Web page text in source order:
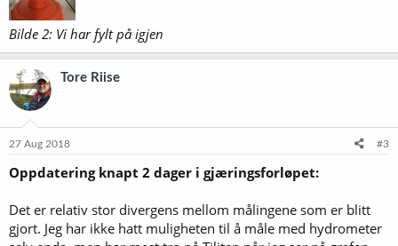
Bilde 2: Vi har fylt på igjen
Tore Riise
27 Aug 2018 #3
Oppdatering knapt 2 dager i gjæringsforløpet:
Det er relativ stor divergens mellom målingene som er blitt
gjort. Jeg har ikke hatt muligheten til å måle med hydrometer